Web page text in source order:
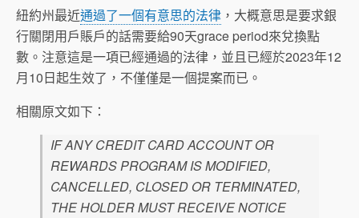
紐約州最近通過了一個有意思的法律 ，大概意思是要求銀
行關閉用戶賬戶的話需要給90天grace period來兌換點
數。注意這是一項已經通過的法律，並且已經於2023年12
月10日起生效了，不僅僅是一個提案而已。
相關原文如下：
IF ANY CREDIT CARD ACCOUNT OR
REWARDS PROGRAM IS MODIFIED,
CANCELLED, CLOSED OR TERMINATED,
THE HOLDER MUST RECEIVE NOTICE